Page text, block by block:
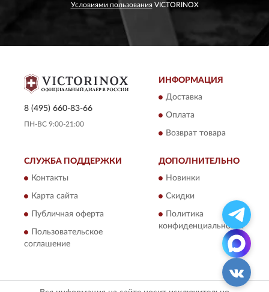
Условиями пользованияVICTORINOX
8 (495) 660-83-66
ПН-ВС 9:00-21:00
ИНФОРМАЦИЯ
Доставка
Оплата
Возврат товара
СЛУЖБА ПОДДЕРЖКИ
Контакты
Карта сайта
Публичная оферта
Пользовательское
соглашение
ДОПОЛНИТЕЛЬНО
Новинки
Скидки
Политика
конфиденциальности